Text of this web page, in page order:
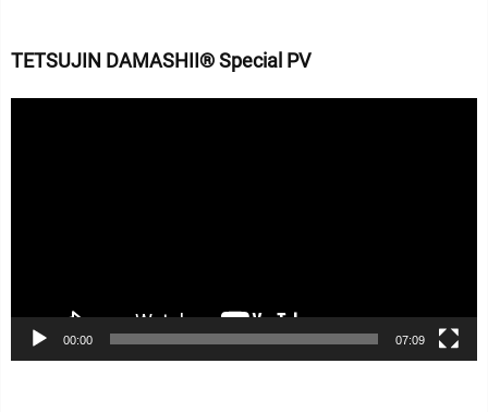
TETSUJIN DAMASHII® Special PV
00:00 07:09